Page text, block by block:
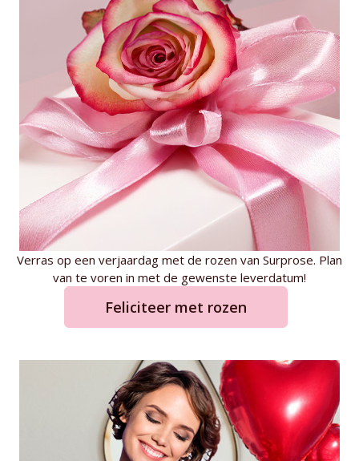
Verras op een verjaardag met de rozen van Surprose. Plan
van te voren in met de gewenste leverdatum!
Feliciteer met rozen